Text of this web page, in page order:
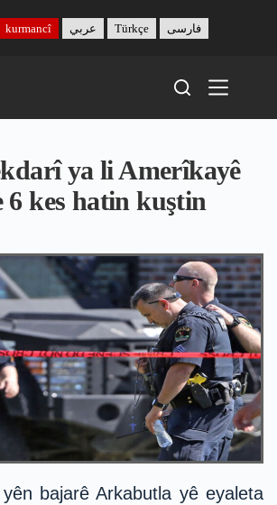
kurmancî عربي Türkçe فارسی
ya li Amerîkayê
6 kes hatin kuştin
bajarê Arkabutla yê eyaleta